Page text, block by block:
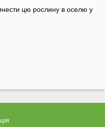
цю рослину в оселю у
якою буде зима в Україні
зіткнулися два авто: